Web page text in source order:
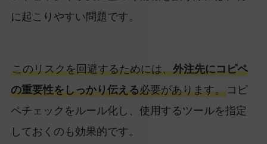
に起こりやすい問題です。
このリスクを回避するためには、外注先にコピペ
の重要性をしっかり伝える必要があります。コピ
ペチェックをルール化し、使用するツールを指定
しておくのも効果的です。